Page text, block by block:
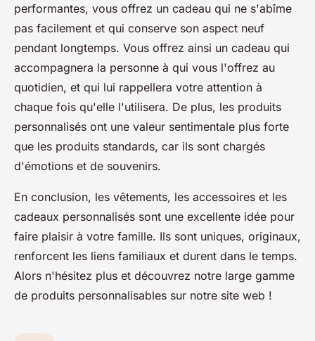
performantes, vous offrez un cadeau qui ne s'abîme
pas facilement et qui conserve son aspect neuf
pendant longtemps. Vous offrez ainsi un cadeau qui
accompagnera la personne à qui vous l'offrez au
quotidien, et qui lui rappellera votre attention à
chaque fois qu'elle l'utilisera. De plus, les produits
personnalisés ont une valeur sentimentale plus forte
que les produits standards, car ils sont chargés
d'émotions et de souvenirs.
En conclusion, les vêtements, les accessoires et les
cadeaux personnalisés sont une excellente idée pour
faire plaisir à votre famille. Ils sont uniques, originaux,
renforcent les liens familiaux et durent dans le temps.
Alors n'hésitez plus et découvrez notre large gamme
de produits personnalisables sur notre site web !